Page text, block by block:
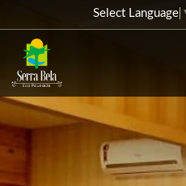
Select Language